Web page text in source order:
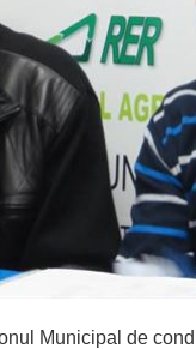
Municipal de